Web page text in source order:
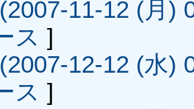
11-12 (月)
ス ]
12-12 (水)
ス ]